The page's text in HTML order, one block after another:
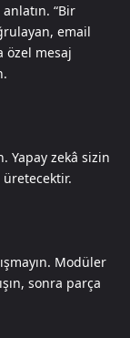
“Bir
email
özel mesaj
Yapay zekâ sizin
Modüler
sonra parça